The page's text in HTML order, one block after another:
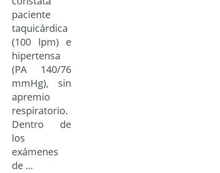
paciente
taquicárdica
(100 lpm) e
hipertensa
(PA 140/76
mmHg), sin
apremio
respiratorio.
Dentro de
los
exámenes
de ...